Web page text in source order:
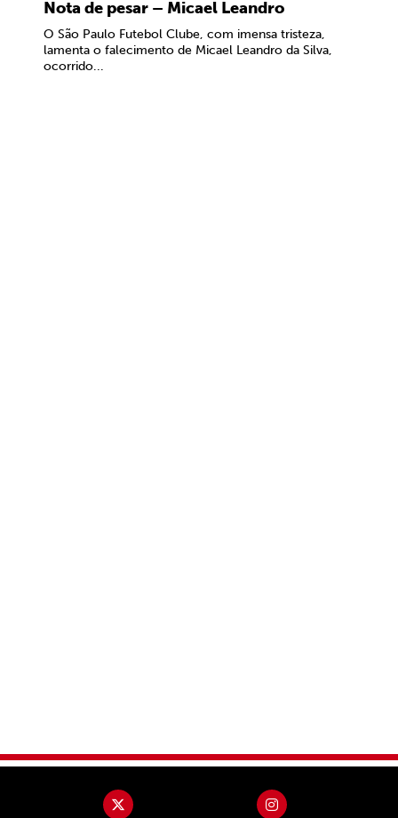
Nota de pesar – Micael Leandro
O São Paulo Futebol Clube, com imensa tristeza,
lamenta o falecimento de Micael Leandro da Silva,
ocorrido...